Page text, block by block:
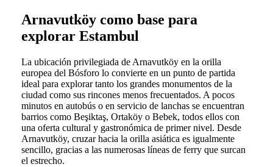
Arnavutköy como base para
explorar Estambul
La ubicación privilegiada de Arnavutköy en la orilla
europea del Bósforo lo convierte en un punto de partida
ideal para explorar tanto los grandes monumentos de la
ciudad como sus rincones menos frecuentados. A pocos
minutos en autobús o en servicio de lanchas se encuentran
barrios como Beşiktaş, Ortaköy o Bebek, todos ellos con
una oferta cultural y gastronómica de primer nivel. Desde
Arnavutköy, cruzar hacia la orilla asiática es igualmente
sencillo, gracias a las numerosas líneas de ferry que surcan
el estrecho.